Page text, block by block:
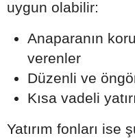
uygun olabilir:
Anaparanın
verenler
Düzenli ve
Kısa vadeli
Yatırım fonları ise